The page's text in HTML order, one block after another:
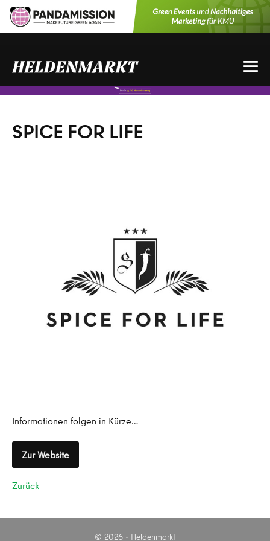
Zum
Inhalt
SPICE FOR LIFE
Informationen folgen in Kürze…
Zur Website
Zurück
© 2026 - Heldenmarkt